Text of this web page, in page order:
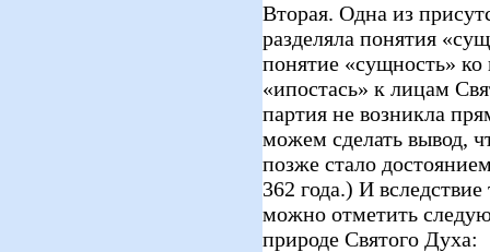
Вторая. Одна из
разделяла понятия
понятие «сущность» ко
«ипостась» к лицам
партия не возникла
можем сделать вывод,
позже стало
362 года.) И
можно отметить
природе Святого Духа: